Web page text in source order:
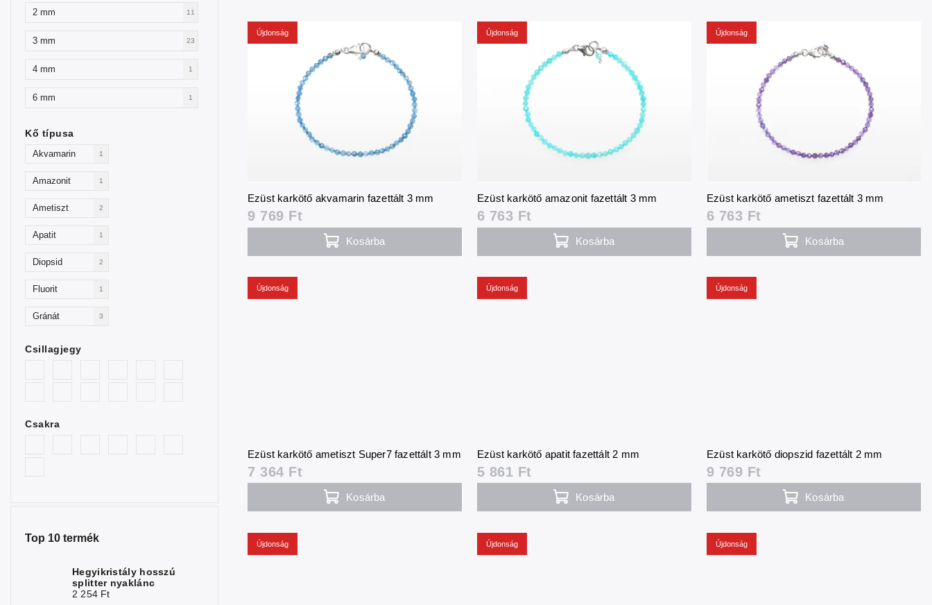
2 mm 11
3 mm 23
4 mm 1
6 mm 1
Kő típusa
Akvamarin 1
Amazonit 1
Ametiszt 2
Apatit 1
Diopsid 2
Fluorit 1
Gránát 3
Kunzit
Malachit
2
Csillagjegy
Csakra
Top 10 termék
Hegyikristály hosszú
splitter nyaklánc
2 254 Ft
Újdonság
Ezüst karkötő akvamarin fazettált 3 mm
9 769 Ft
Kosárba
Újdonság
Ezüst karkötő amazonit fazettált 3 mm
6 763 Ft
Kosárba
Újdonság
Ezüst karkötő ametiszt fazettált 3 mm
6 763 Ft
Kosárba
Újdonság
Ezüst karkötő ametiszt Super7 fazettált 3 mm
7 364 Ft
Kosárba
Újdonság
Ezüst karkötő apatit fazettált 2 mm
5 861 Ft
Kosárba
Újdonság
Ezüst karkötő diopszid fazettált 2 mm
9 769 Ft
Kosárba
Újdonság Újdonság Újdonság